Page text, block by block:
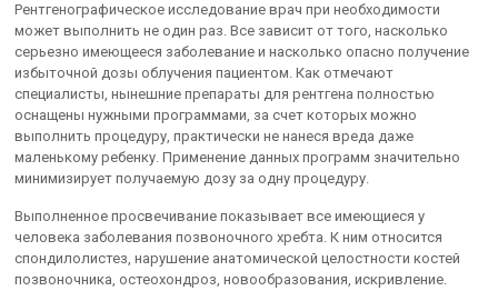
Рентгенографическое исследование врач при необходимости
может выполнить не один раз. Все зависит от того, насколько
серьезно имеющееся заболевание и насколько опасно получение
избыточной дозы облучения пациентом. Как отмечают
специалисты, нынешние препараты для рентгена полностью
оснащены нужными программами, за счет которых можно
выполнить процедуру, практически не нанеся вреда даже
маленькому ребенку. Применение данных программ значительно
минимизирует получаемую дозу за одну процедуру.
Выполненное просвечивание показывает все имеющиеся у
человека заболевания позвоночного хребта. К ним относится
спондилолистез, нарушение анатомической целостности костей
позвоночника, остеохондроз, новообразования, искривление.